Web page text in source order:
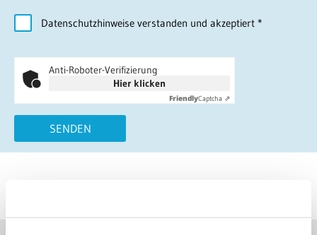
Datenschutzhinweise verstanden und akzeptiert *
Anti-Roboter-Verifizierung
Hier klicken
FriendlyCaptcha ⇗
SENDEN